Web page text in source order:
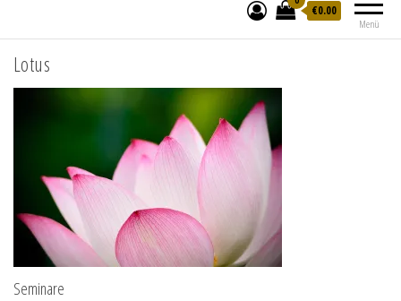
Menü
€0.00
Lotus
Seminare